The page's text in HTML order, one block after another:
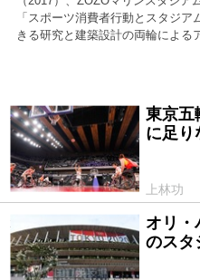
「スポーツ消費者行動とスタジ
きる研究と建築設計の両輪による
2022/08/30
東京五
に足り
上林功
2021/08/04
オリ・
のスタ